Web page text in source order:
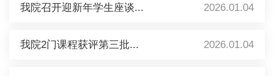
我院召开迎新年学生座谈... 2026.01.04
我院2门课程获评第三批... 2026.01.04